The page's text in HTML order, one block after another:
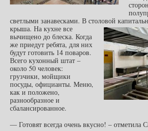
светлыми занавесками. В столовой
крыша. На кухне все
вычищено до блеска. Когда
же приедут ребята, для них
будут готовить 14 поваров.
Всего кухонный штат –
около 50 человек:
грузчики, мойщики
посуды, официанты. Меню,
как и положено,
разнообразное и
сбалансированное.
— Готовят всегда очень вкусно! – отметила